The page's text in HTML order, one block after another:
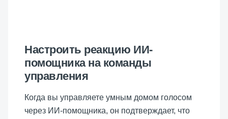
Настроить реакцию ИИ-
помощника на команды
управления
Когда вы управляете умным домом голосом
через ИИ-помощника, он подтверждает, что